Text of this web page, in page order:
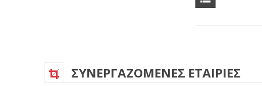
ΣΥΝΕΡΓΑΖΟΜΕΝΕΣ ΕΤΑΙΡΙΕΣ